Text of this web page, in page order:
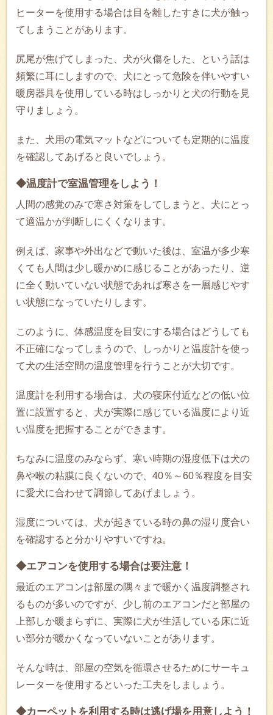
ヒーターを使用する場合は目を離したすきに犬が触っ
てしまうことがあります。
尻尾が焦げてしまった、犬が火傷をした、という話は
頻繁に耳にしますので、犬にとって危険を伴いやすい
暖房器具を使用している時はしっかりと犬の行動を見
守りましょう。
また、犬用の電気マットなどについても定期的に温度
を確認してあげると良いでしょう。
◆温度計で室温管理をしよう！
人間の感覚のみで寒さ対策をしてしまうと、犬にとっ
て適温かが判断しにくくなります。
例えば、家事や外出などで動いた後は、室温が多少寒
くても人間は少し暖かめに感じることがあったり、逆
に全く動いていない状態であれば寒さを一層感じやす
い状態になっていたりします。
このように、体感温度を目安にする場合はどうしても
不正確になってしまうので、しっかりと温度計を使っ
て犬の生活空間の温度管理を行うことが大切です。
温度計を利用する場合は、犬の寝床付近などの低い位
置に設置すると、犬が実際に感じている温度により近
い温度を把握することができます。
ちなみに温度のみならず、寒い時期の湿度低下は犬の
鼻や喉の粘膜に良くないので、40％～60％程度を目安
に愛犬に合わせて調節してあげましょう。
湿度については、犬が起きている時の鼻の湿り度合い
を確認すると分かりやすいですね。
◆エアコンを使用する場合は要注意！
最近のエアコンは部屋の隅々まで暖かく温度調整され
るものが多いのですが、少し前のエアコンだと部屋の
上部しか暖まらずに、実際に犬が生活している床に近
い部分が暖かくなっていないことがあります。
そんな時は、部屋の空気を循環させるためにサーキュ
レーターを使用するといった工夫をしましょう。
◆カーペットを利用する時は逃げ場を用意しよう！